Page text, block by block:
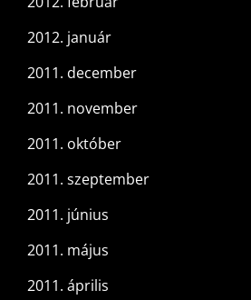
2012. január
2011. december
2011. november
2011. október
2011. szeptember
2011. június
2011. május
2011. április